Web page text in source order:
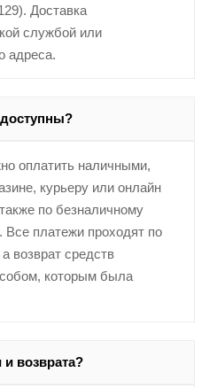
Доставка
службой или
адреса.
оплатить наличными,
курьеру или онлайн
по безналичному
Все платежи проходят по
возврат средств
которым была
и возврата?